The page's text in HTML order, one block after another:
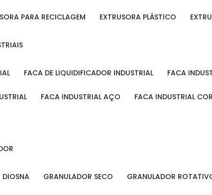
PARA RECICLAGEM EXTRUSORA PLÁSTICO
FACA DE LIQUIDIFICADOR INDUSTRIAL FACA
FACA INDUSTRIAL AÇO FACA INDUSTRIAL
DIOSNA GRANULADOR SECO GRANULADOR